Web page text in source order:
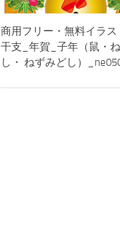
商用フリー・無料イラス
干支_年賀_子年（鼠・
し・ ねずみどし）